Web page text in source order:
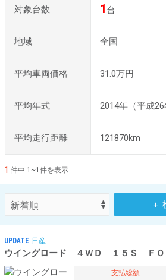
対象台数 1 台
地域 全国
平均車両価格 31.0万円
平均年式 2014年（平成26
平均走行距離 121870km
1 件中 1~1件を表示
＋
UPDATE 日産
ウイングロード ４ＷＤ １５Ｓ ＦＯ
支払総額